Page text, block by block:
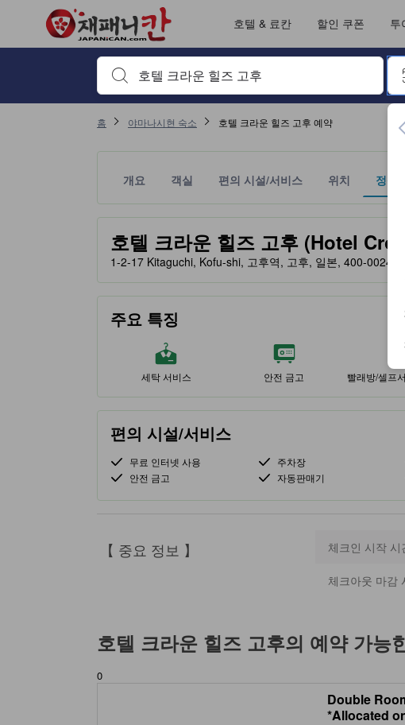
호텔 & 료칸 할인 쿠폰 투
검색하고 싶은 키워드나 숙소명을 입력하고 방향키나 탭 키를 사
엔
홈 야마나시현 숙소 호텔 크라운 힐즈 고후 예약
개요 객실 편의 시설/서비스 위치 정책
호텔 크라운 힐즈 고후 (Hotel
tooltip
노란색 별 표시는 기대할 수 있는 편안함, 편의 시설 및 서비스
1-2-17 Kitaguchi, Kofu-shi, 고후역, 고후, 일본, 400-0024
주요 특징
세탁 서비스 안전 금고 빨래방/셀프
편의 시설/서비스
무료 인터넷 사용 주차장
안전 금고
자동판매기
【 중요 정보 】 체크인 시작 시
체크아웃 마감
호텔 크라운 힐즈 고후의 예약 가능
0
Double
*Allocated